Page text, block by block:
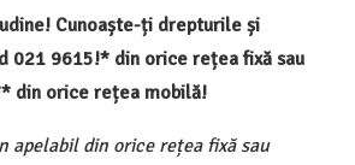
Cunoaște-ți drepturile și
021 9615!* din orice rețea fixă sau
din orice rețea mobilă!
apelabil din orice rețea fixă sau